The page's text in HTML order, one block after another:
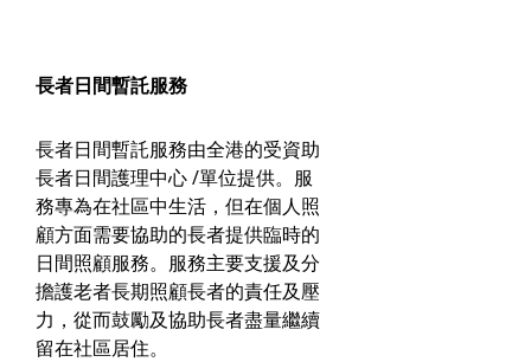
長者日間暫託服務
長者日間暫託服務由全港的受資助
長者日間護理中心 /單位提供。服
務專為在社區中生活，但在個人照
顧方面需要協助的長者提供臨時的
日間照顧服務。服務主要支援及分
擔護老者長期照顧長者的責任及壓
力，從而鼓勵及協助長者盡量繼續
留在社區居住。